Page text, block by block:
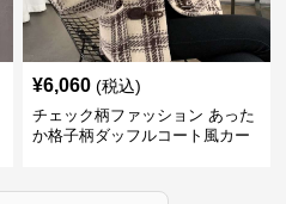
¥6,060 (税込)
チェック柄ファッション あった
か格子柄ダッフルコート風カー